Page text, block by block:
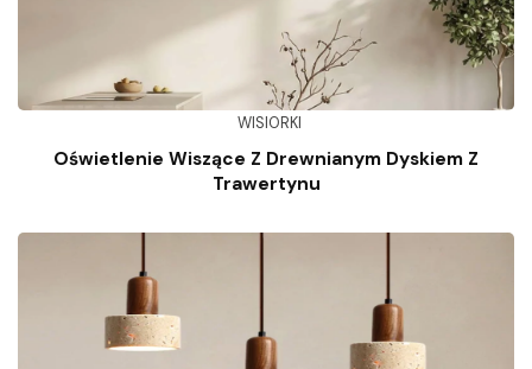
WISIORKI
Oświetlenie Wiszące Z Drewnianym Dyskiem Z
Trawertynu